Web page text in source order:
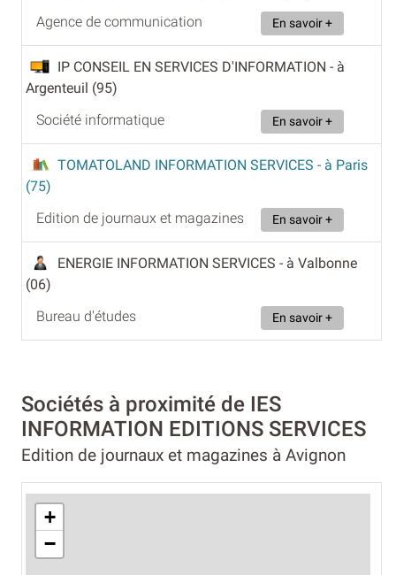
Agence de communication
En savoir +
IP CONSEIL EN SERVICES D'INFORMATION - à
Argenteuil (95)
Société informatique
En savoir +
TOMATOLAND INFORMATION SERVICES - à Paris
(75)
Edition de journaux et magazines
En savoir +
ENERGIE INFORMATION SERVICES - à Valbonne
(06)
Bureau d'études
En savoir +
Sociétés à proximité de IES
INFORMATION EDITIONS SERVICES
Edition de journaux et magazines à Avignon
+
−